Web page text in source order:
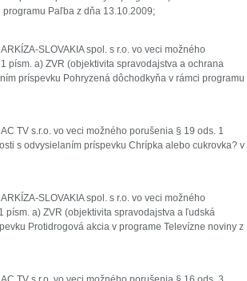
Paľba z dňa 13.10.2009;
SLOVAKIA spol. s r.o. vo veci možného
písm. a) ZVR (objektivita spravodajstva a ochrana
príspevku Pohryzená dôchodkyňa v rámci programu
TV s.r.o. vo veci možného porušenia § 19 ods. 1
s odvysielaním príspevku Chrípka alebo cukrovka? v
SLOVAKIA spol. s r.o. vo veci možného
písm. a) ZVR (objektivita spravodajstva a ľudská
Protidrogová akcia v programe Televízne noviny z